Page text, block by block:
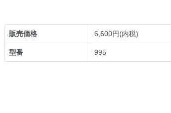
販売価格 6,600円(内税)
型番 995